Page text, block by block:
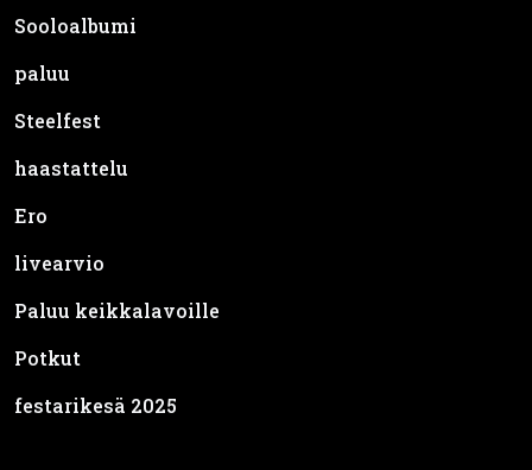
paluu
Steelfest
haastattelu
Ero
livearvio
Paluu keikkalavoille
Potkut
festarikesä 2025